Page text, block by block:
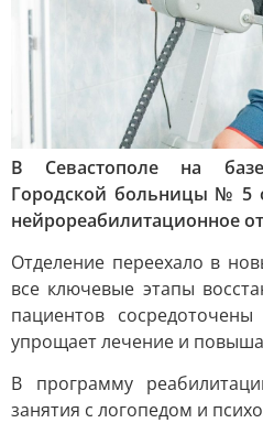
В Севастополе на
Городской больницы № 5
нейрореабилитационное
Отделение переехало в
все ключевые этапы
пациентов
упрощает лечение и
В программу
занятия с логопедом и